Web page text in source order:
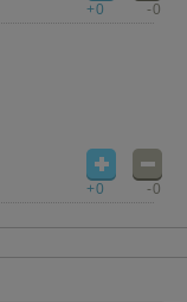
+0 -0
+0 -0